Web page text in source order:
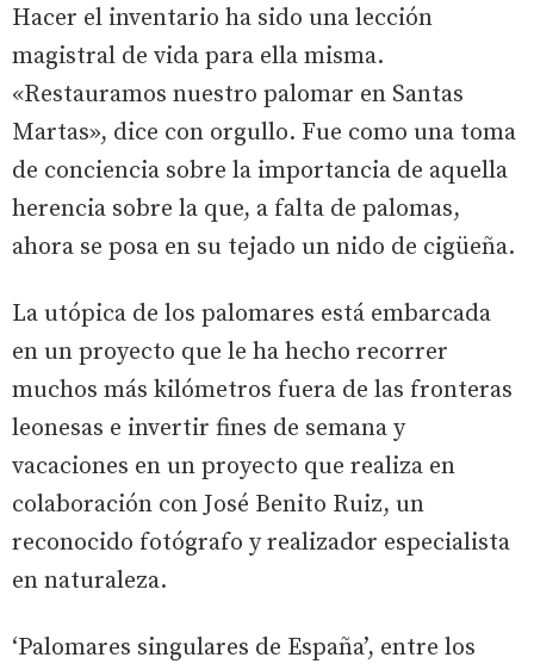
Hacer el inventario ha sido una lección
magistral de vida para ella misma.
«Restauramos nuestro palomar en Santas
Martas», dice con orgullo. Fue como una toma
de conciencia sobre la importancia de aquella
herencia sobre la que, a falta de palomas,
ahora se posa en su tejado un nido de cigüeña.
La utópica de los palomares está embarcada
en un proyecto que le ha hecho recorrer
muchos más kilómetros fuera de las fronteras
leonesas e invertir fines de semana y
vacaciones en un proyecto que realiza en
colaboración con José Benito Ruiz, un
reconocido fotógrafo y realizador especialista
en naturaleza.
‘Palomares singulares de España’, entre los